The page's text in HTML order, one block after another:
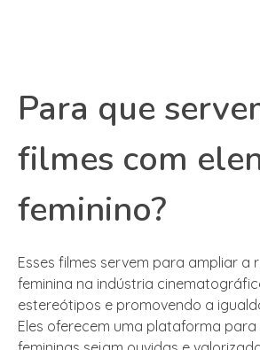
Para que
filmes com
feminino?
Esses filmes servem para ampliar a
feminina na indústria
estereótipos e promovendo a
Eles oferecem uma plataforma para